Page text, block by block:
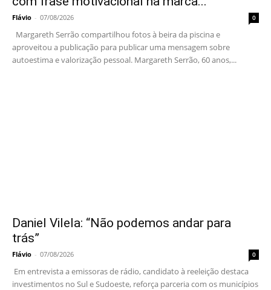
Flávio - 07/08/2026 0
Margareth Serrão compartilhou fotos à beira da piscina e
aproveitou a publicação para publicar uma mensagem sobre
autoestima e valorização pessoal. Margareth Serrão, 60 anos,...
Daniel Vilela: “Não podemos andar para
trás”
Flávio - 07/08/2026 0
Em entrevista a emissoras de rádio, candidato à reeleição destaca
investimentos no Sul e Sudoeste, reforça parceria com os municípios